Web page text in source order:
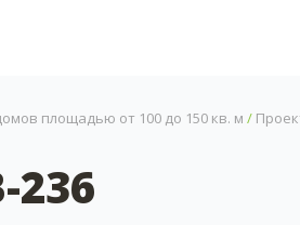
площадью от 100 до 150 кв. м /
236